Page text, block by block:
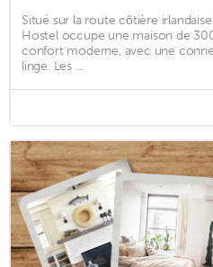
Situé sur la route côtière
Hostel occupe une maison de
confort moderne, avec une
linge. Les ...